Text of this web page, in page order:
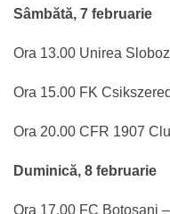
Sâmbătă, 7 februarie
Ora 13.00 Unirea
Ora 15.00 FK
Ora 20.00 CFR 1907
Duminică, 8 februarie
Ora 17.00 FC Botoșani